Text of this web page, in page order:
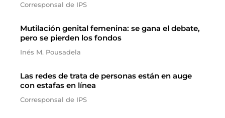
Corresponsal de IPS
Mutilación genital femenina: se gana el debate,
pero se pierden los fondos
Inés M. Pousadela
Las redes de trata de personas están en auge
con estafas en línea
Corresponsal de IPS